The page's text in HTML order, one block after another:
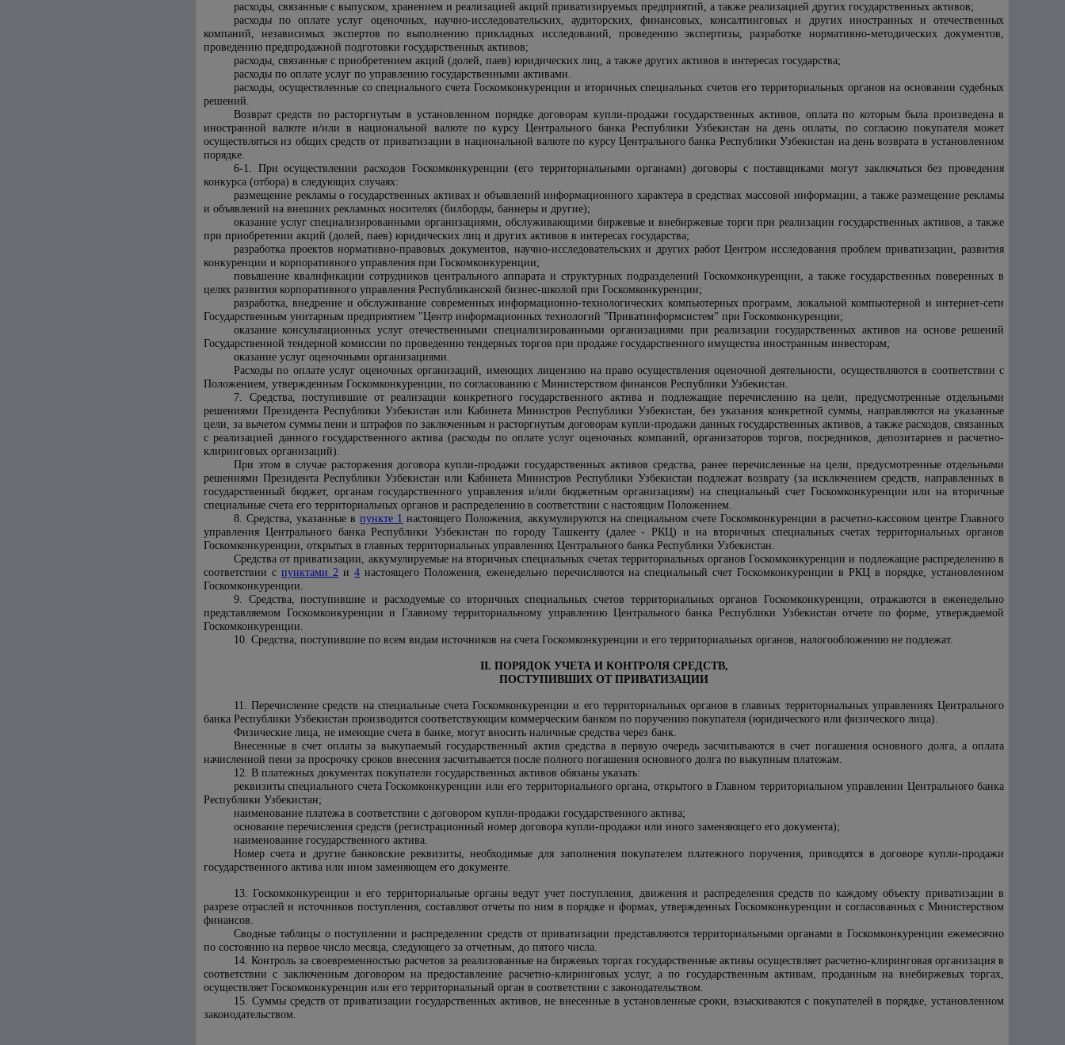
расходы, связанные с выпуском, хранением и реализацией акций приватизируемых предприятий, а также реализацией других государственных активов;
расходы по оплате услуг оценочных, научно-исследовательских, аудиторских, финансовых, консалтинговых и других иностранных и отечественных
компаний, независимых экспертов по выполнению прикладных исследований, проведению экспертизы, разработке нормативно-методических документов,
проведению предпродажной подготовки государственных активов;
расходы, связанные с приобретением акций (долей, паев) юридических лиц, а также других активов в интересах государства;
расходы по оплате услуг по управлению государственными активами.
расходы, осуществленные со специального счета Госкомконкуренции и вторичных специальных счетов его территориальных органов на основании судебных
решений.
Возврат средств по расторгнутым в установленном порядке договорам купли-продажи государственных активов, оплата по которым была произведена в
иностранной валюте и/или в национальной валюте по курсу Центрального банка Республики Узбекистан на день оплаты, по согласию покупателя может
осуществляться из общих средств от приватизации в национальной валюте по курсу Центрального банка Республики Узбекистан на день возврата в установленном
порядке.
6-1. При осуществлении расходов Госкомконкуренции (его территориальными органами) договоры с поставщиками могут заключаться без проведения
конкурса (отбора) в следующих случаях:
размещение рекламы о государственных активах и объявлений информационного характера в средствах массовой информации, а также размещение рекламы
и объявлений на внешних рекламных носителях (билборды, баннеры и другие);
оказание услуг специализированными организациями, обслуживающими биржевые и внебиржевые торги при реализации государственных активов, а также
при приобретении акций (долей, паев) юридических лиц и других активов в интересах государства;
разработка проектов нормативно-правовых документов, научно-исследовательских и других работ Центром исследования проблем приватизации, развития
конкуренции и корпоративного управления при Госкомконкуренции;
повышение квалификации сотрудников центрального аппарата и структурных подразделений Госкомконкуренции, а также государственных поверенных в
целях развития корпоративного управления Республиканской бизнес-школой при Госкомконкуренции;
разработка, внедрение и обслуживание современных информационно-технологических компьютерных программ, локальной компьютерной и интернет-сети
Государственным унитарным предприятием "Центр информационных технологий "Приватинформсистем" при Госкомконкуренции;
оказание консультационных услуг отечественными специализированными организациями при реализации государственных активов на основе решений
Государственной тендерной комиссии по проведению тендерных торгов при продаже государственного имущества иностранным инвесторам;
оказание услуг оценочными организациями.
Расходы по оплате услуг оценочных организаций, имеющих лицензию на право осуществления оценочной деятельности, осуществляются в соответствии с
Положением, утвержденным Госкомконкуренции, по согласованию с Министерством финансов Республики Узбекистан.
7. Средства, поступившие от реализации конкретного государственного актива и подлежащие перечислению на цели, предусмотренные отдельными
решениями Президента Республики Узбекистан или Кабинета Министров Республики Узбекистан, без указания конкретной суммы, направляются на указанные
цели, за вычетом суммы пени и штрафов по заключенным и расторгнутым договорам купли-продажи данных государственных активов, а также расходов, связанных
с реализацией данного государственного актива (расходы по оплате услуг оценочных компаний, организаторов торгов, посредников, депозитариев и расчетно-
клиринговых организаций).
При этом в случае расторжения договора купли-продажи государственных активов средства, ранее перечисленные на цели, предусмотренные отдельными
решениями Президента Республики Узбекистан или Кабинета Министров Республики Узбекистан подлежат возврату (за исключением средств, направленных в
государственный бюджет, органам государственного управления и/или бюджетным организациям) на специальный счет Госкомконкуренции или на вторичные
специальные счета его территориальных органов и распределению в соответствии с настоящим Положением.
8. Средства, указанные впункте 1 настоящего Положения, аккумулируются на специальном счете Госкомконкуренции в расчетно-кассовом центре Главного
управления Центрального банка Республики Узбекистан по городу Ташкенту (далее - РКЦ) и на вторичных специальных счетах территориальных органов
Госкомконкуренции, открытых в главных территориальных управлениях Центрального банка Республики Узбекистан.
Средства от приватизации, аккумулируемые на вторичных специальных счетах территориальных органов Госкомконкуренции и подлежащие распределению в
соответствии спунктами 2 и4 настоящего Положения, еженедельно перечисляются на специальный счет Госкомконкуренции в РКЦ в порядке, установленном
Госкомконкуренции.
9. Средства, поступившие и расходуемые со вторичных специальных счетов территориальных органов Госкомконкуренции, отражаются в еженедельно
представляемом Госкомконкуренции и Главному территориальному управлению Центрального банка Республики Узбекистан отчете по форме, утверждаемой
Госкомконкуренции.
10. Средства, поступившие по всем видам источников на счета Госкомконкуренции и его территориальных органов, налогообложению не подлежат.
II. ПОРЯДОК УЧЕТА И КОНТРОЛЯ СРЕДСТВ,
ПОСТУПИВШИХ ОТ ПРИВАТИЗАЦИИ
11. Перечисление средств на специальные счета Госкомконкуренции и его территориальных органов в главных территориальных управлениях Центрального
банка Республики Узбекистан производится соответствующим коммерческим банком по поручению покупателя (юридического или физического лица).
Физические лица, не имеющие счета в банке, могут вносить наличные средства через банк.
Внесенные в счет оплаты за выкупаемый государственный актив средства в первую очередь засчитываются в счет погашения основного долга, а оплата
начисленной пени за просрочку сроков внесения засчитывается после полного погашения основного долга по выкупным платежам.
12. В платежных документах покупатели государственных активов обязаны указать:
реквизиты специального счета Госкомконкуренции или его территориального органа, открытого в Главном территориальном управлении Центрального банка
Республики Узбекистан;
наименование платежа в соответствии с договором купли-продажи государственного актива;
основание перечисления средств (регистрационный номер договора купли-продажи или иного заменяющего его документа);
наименование государственного актива.
Номер счета и другие банковские реквизиты, необходимые для заполнения покупателем платежного поручения, приводятся в договоре купли-продажи
государственного актива или ином заменяющем его документе.
13. Госкомконкуренции и его территориальные органы ведут учет поступления, движения и распределения средств по каждому объекту приватизации в
разрезе отраслей и источников поступления, составляют отчеты по ним в порядке и формах, утвержденных Госкомконкуренции и согласованных с Министерством
финансов.
Сводные таблицы о поступлении и распределении средств от приватизации представляются территориальными органами в Госкомконкуренции ежемесячно
по состоянию на первое число месяца, следующего за отчетным, до пятого числа.
14. Контроль за своевременностью расчетов за реализованные на биржевых торгах государственные активы осуществляет расчетно-клиринговая организация в
соответствии с заключенным договором на предоставление расчетно-клиринговых услуг, а по государственным активам, проданным на внебиржевых торгах,
осуществляет Госкомконкуренции или его территориальный орган в соответствии с законодательством.
15. Суммы средств от приватизации государственных активов, не внесенные в установленные сроки, взыскиваются с покупателей в порядке, установленном
законодательством.